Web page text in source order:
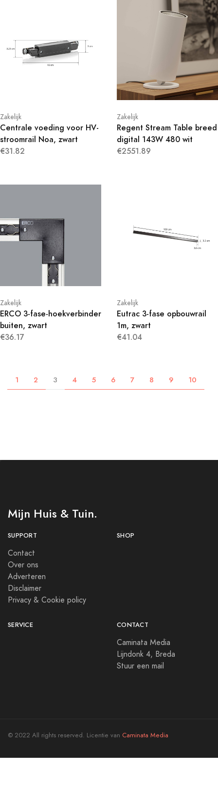
Zakelijk
Centrale voeding voor HV-
stroomrail Noa, zwart
€31.82
Zakelijk
Regent Stream Table breed
digital 143W 480 wit
€2551.89
Zakelijk
ERCO 3-fase-hoekverbinder
buiten, zwart
€36.17
Zakelijk
Eutrac 3-fase opbouwrail
1m, zwart
€41.04
1 2 3 4 5 6 7 8 9 10
Mijn Huis & Tuin.
SUPPORT
Contact
Over ons
Adverteren
Disclaimer
Privacy & Cookie policy
SHOP
SERVICE CONTACT
Caminata Media
Lijndonk 4, Breda
Stuur een mail
© 2022 All rights reserved. Licentie van Caminata Media